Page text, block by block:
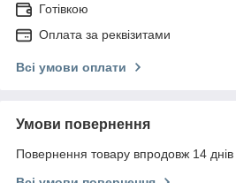
Готівкою
Оплата за реквізитами
Всі умови оплати
Умови повернення
Повернення товару впродовж 14